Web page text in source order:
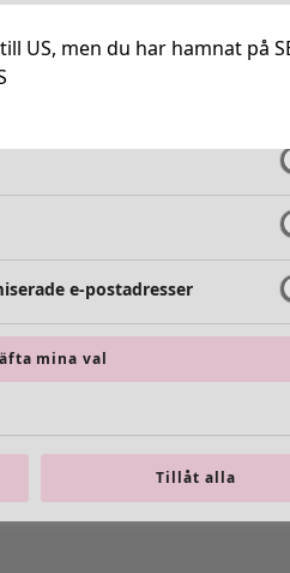
US, men du har hamnat på
e-postadresser
mina val
Tillåt alla